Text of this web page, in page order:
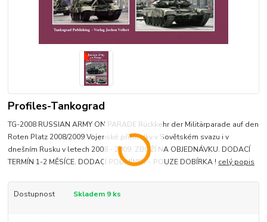
Profiles-Tankograd
TG-2008 RUSSIAN ARMY ON PARADE Rückkehr der Militärparade auf den
Roten Platz 2008/2009 Vojenské přehlídky v Sovětském svazu i v
dnešním Rusku v letech 2008 - 2009. ZBOŽÍ NA OBJEDNÁVKU. DODACÍ
TERMÍN 1-2 MĚSÍCE. DODACÍ PODMÍNKY - POUZE DOBÍRKA ! celý popis
Dostupnost Skladem 9 ks